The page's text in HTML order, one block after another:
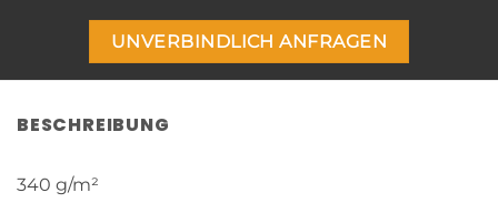
UNVERBINDLICH ANFRAGEN
BESCHREIBUNG
340 g/m²